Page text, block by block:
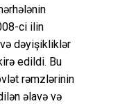
ci ilin
dəyişikliklər
edildi. Bu
rəmzlərinin
əlavə və